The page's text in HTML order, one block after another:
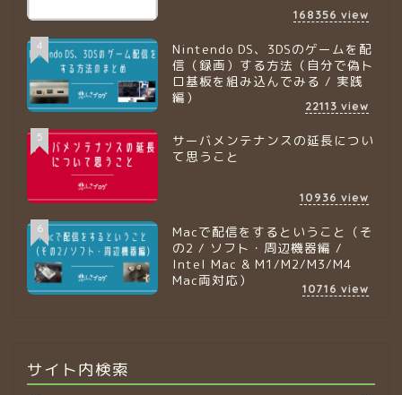
168356 view
4
Nintendo DS、3DSのゲームを配
信（録画）する方法（自分で偽ト
ロ基板を組み込んでみる / 実践
編）
22113 view
5
サーバメンテナンスの延長につい
て思うこと
10936 view
6
Macで配信をするということ（そ
の2 / ソフト・周辺機器編 /
Intel Mac & M1/M2/M3/M4
Mac両対応）
10716 view
サイト内検索